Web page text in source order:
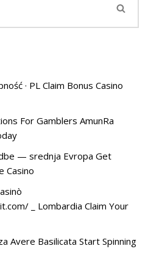
· PL Claim Bonus Casino
For Gamblers AmunRa
— srednja Evropa Get
Casino
_ Lombardia Claim Your
Avere Basilicata Start Spinning